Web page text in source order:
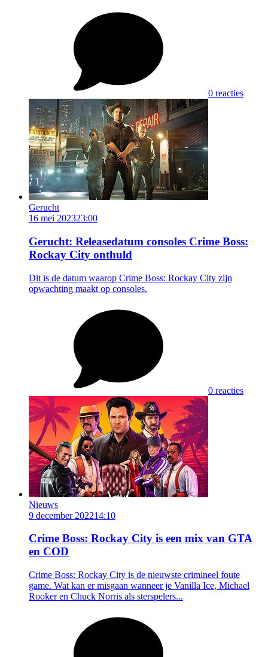
0 reacties
Gerucht
16 mei 202323:00
Gerucht: Releasedatum consoles Crime Boss:
Rockay City onthuld
Dit is de datum waarop Crime Boss: Rockay City zijn
opwachting maakt op consoles.
0 reacties
Nieuws
9 december 202214:10
Crime Boss: Rockay City is een mix van GTA
en COD
Crime Boss: Rockay City is de nieuwste crimineel foute
game. Wat kan er misgaan wanneer je Vanilla Ice, Michael
Rooker en Chuck Norris als sterspelers...